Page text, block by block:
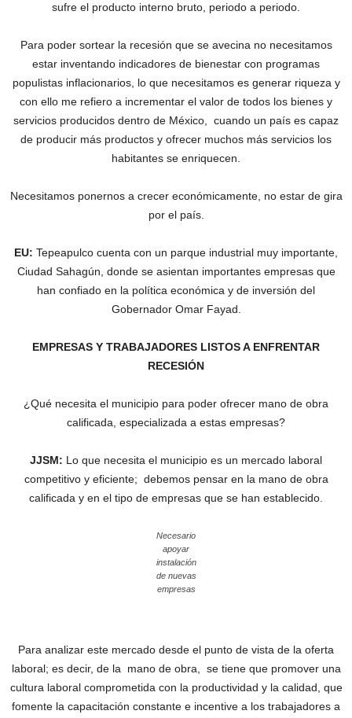
sufre el producto interno bruto, periodo a periodo.
Para poder sortear la recesión que se avecina no necesitamos
estar inventando indicadores de bienestar con programas
populistas inflacionarios, lo que necesitamos es generar riqueza y
con ello me refiero a incrementar el valor de todos los bienes y
servicios producidos dentro de México, cuando un país es capaz
de producir más productos y ofrecer muchos más servicios los
habitantes se enriquecen.
Necesitamos ponernos a crecer económicamente, no estar de gira
por el país.
EU: Tepeapulco cuenta con un parque industrial muy importante,
Ciudad Sahagún, donde se asientan importantes empresas que
han confiado en la política económica y de inversión del
Gobernador Omar Fayad.
EMPRESAS Y TRABAJADORES LISTOS A ENFRENTAR
RECESIÓN
¿Qué necesita el municipio para poder ofrecer mano de obra
calificada, especializada a estas empresas?
JJSM: Lo que necesita el municipio es un mercado laboral
competitivo y eficiente; debemos pensar en la mano de obra
calificada y en el tipo de empresas que se han establecido.
Necesario
apoyar
instalación
de nuevas
empresas
Para analizar este mercado desde el punto de vista de la oferta
laboral; es decir, de la mano de obra, se tiene que promover una
cultura laboral comprometida con la productividad y la calidad, que
fomente la capacitación constante e incentive a los trabajadores a